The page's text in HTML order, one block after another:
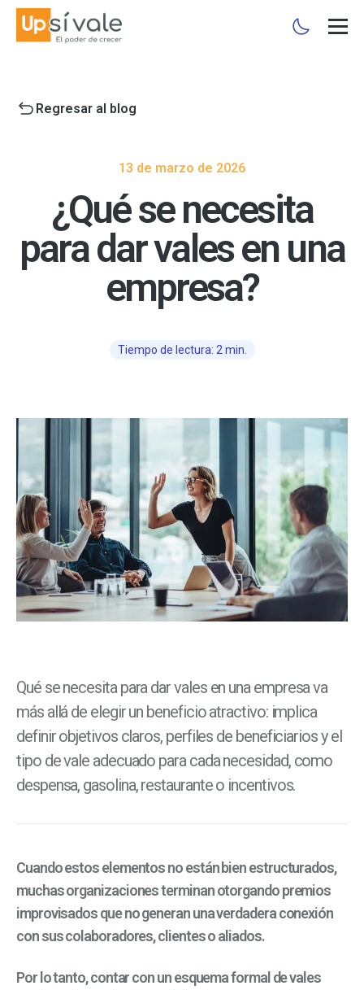
Regresar al blog
13 de marzo de 2026
¿Qué se necesita
para dar vales en una
empresa?
Tiempo de lectura: 2 min.
Qué se necesita para dar vales en una empresa va
más allá de elegir un beneficio atractivo: implica
definir objetivos claros, perfiles de beneficiarios y el
tipo de vale adecuado para cada necesidad, como
despensa, gasolina, restaurante o incentivos.
Cuando estos elementos no están bien estructurados,
muchas organizaciones terminan otorgando premios
improvisados que no generan una verdadera conexión
con sus colaboradores, clientes o aliados.
Por lo tanto, contar con un esquema formal de vales